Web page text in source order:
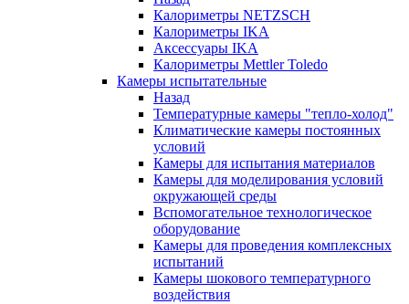
Калориметры NETZSCH
Калориметры IKA
Аксессуары IKA
Калориметры Mettler Toledo
Камеры испытательные
Назад
Температурные камеры "тепло-холод"
Климатические камеры постоянных
условий
Камеры для испытания материалов
Камеры для моделирования условий
окружающей среды
Вспомогательное технологическое
оборудование
Камеры для проведения комплексных
испытаний
Камеры шокового температурного
воздействия